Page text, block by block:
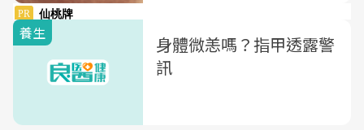
養生
身體微恙嗎？指甲透露警
訊